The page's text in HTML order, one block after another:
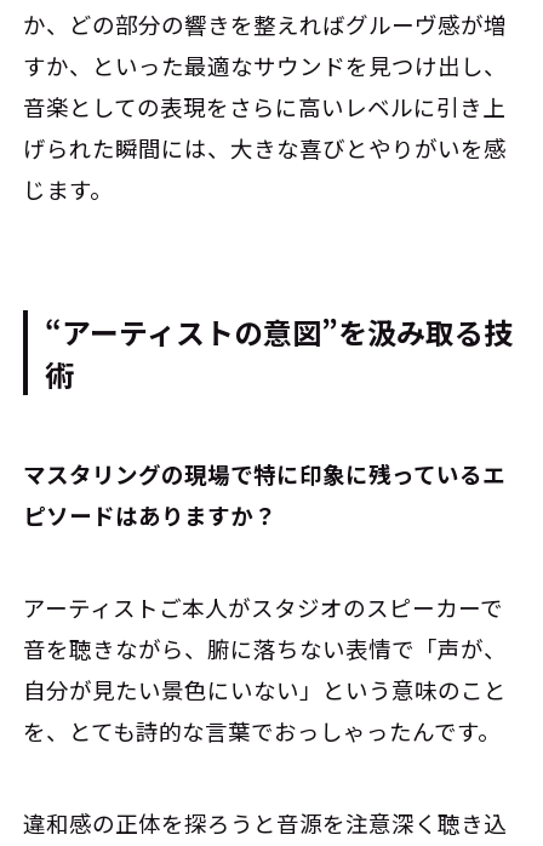
か、どの部分の響きを整えればグルーヴ感が増
すか、といった最適なサウンドを見つけ出し、
音楽としての表現をさらに高いレベルに引き上
げられた瞬間には、大きな喜びとやりがいを感
じます。
“アーティストの意図”を汲み取る技
術
――マスタリングの現場で特に印象に残っているエ
ピソードはありますか？
アーティストご本人がスタジオのスピーカーで
音を聴きながら、腑に落ちない表情で「声が、
自分が見たい景色にいない」という意味のこと
を、とても詩的な言葉でおっしゃったんです。
違和感の正体を探ろうと音源を注意深く聴き込